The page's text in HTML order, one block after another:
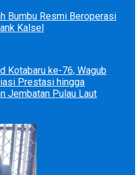
Bumbu Resmi Beroperasi
Kalsel
Kotabaru ke-76, Wagub
Prestasi hingga
Jembatan Pulau Laut